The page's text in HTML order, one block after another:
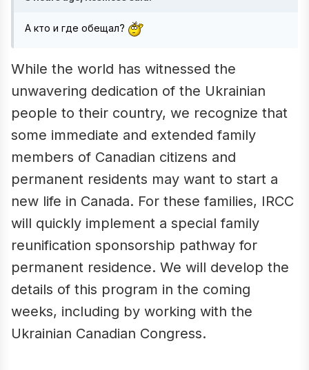
А кто и где обещал?
While the world has witnessed the
unwavering dedication of the Ukrainian
people to their country, we recognize that
some immediate and extended family
members of Canadian citizens and
permanent residents may want to start a
new life in Canada. For these families, IRCC
will quickly implement a special family
reunification sponsorship pathway for
permanent residence. We will develop the
details of this program in the coming
weeks, including by working with the
Ukrainian Canadian Congress.